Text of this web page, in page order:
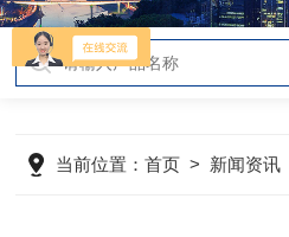
当前位置：首页 > 新闻资讯